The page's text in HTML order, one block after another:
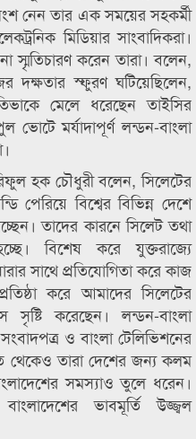
নেন তার এক সময়ের সহকর্মী
মিডিয়ার সাংবাদিকরা।
স্মৃতিচারণ করেন তারা। বলেন,
দক্ষতার স্ফুরণ ঘটিয়েছিলেন,
মেলে ধরেছেন তাইসির
ভোটে মর্যাদাপূর্ণ লন্ডন-বাংলা
হক চৌধুরী বলেন, সিলেটের
পেরিয়ে বিশ্বের বিভিন্ন দেশে
তাদের কারনে সিলেট তথা
বিশেষ করে যুক্তরাজ্যে
সাথে প্রতিযোগিতা করে কাজ
করে আমাদের সিলেটের
সৃষ্টি করেছেন। লন্ডন-বাংলা
ও বাংলা টেলিভিশনের
থেকেও তারা দেশের জন্য কলম
সমস্যাও তুলে ধরেন।
ভাবমূর্তি উজ্জ্বল